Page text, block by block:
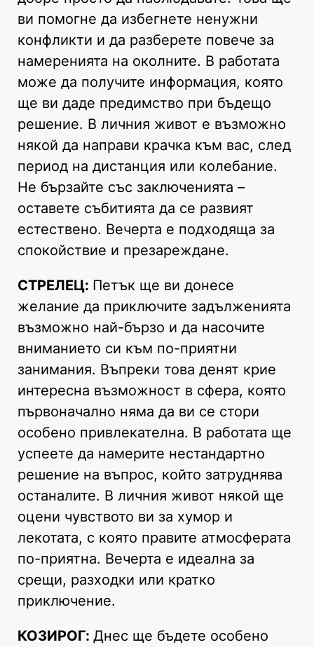
ви помогне да избегнете ненужни
конфликти и да разберете повече за
намеренията на околните. В работата
може да получите информация, която
ще ви даде предимство при бъдещо
решение. В личния живот е възможно
някой да направи крачка към вас, след
период на дистанция или колебание.
Не бързайте със заключенията –
оставете събитията да се развият
естествено. Вечерта е подходяща за
спокойствие и презареждане.
СТРЕЛЕЦ: Петък ще ви донесе
желание да приключите задълженията
възможно най-бързо и да насочите
вниманието си към по-приятни
занимания. Въпреки това денят крие
интересна възможност в сфера, която
първоначално няма да ви се стори
особено привлекателна. В работата ще
успеете да намерите нестандартно
решение на въпрос, който затруднява
останалите. В личния живот някой ще
оцени чувството ви за хумор и
лекотата, с която правите атмосферата
по-приятна. Вечерта е идеална за
срещи, разходки или кратко
приключение.
КОЗИРОГ: Днес ще бъдете особено